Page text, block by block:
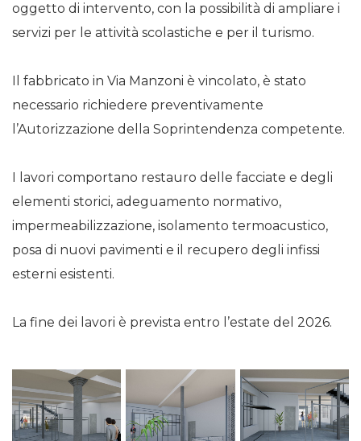
oggetto di intervento, con la possibilità di ampliare i
servizi per le attività scolastiche e per il turismo.
Il fabbricato in Via Manzoni è vincolato, è stato
necessario richiedere preventivamente
l’Autorizzazione della Soprintendenza competente.
I lavori comportano restauro delle facciate e degli
elementi storici, adeguamento normativo,
impermeabilizzazione, isolamento termoacustico,
posa di nuovi pavimenti e il recupero degli infissi
esterni esistenti.
La fine dei lavori è prevista entro l’estate del 2026.